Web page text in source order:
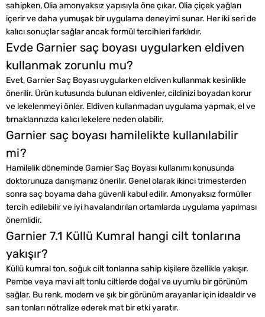
sahipken, Olia amonyaksız yapısıyla öne çıkar. Olia çiçek yağları
içerir ve daha yumuşak bir uygulama deneyimi sunar. Her iki seri de
kalıcı sonuçlar sağlar ancak formül tercihleri farklıdır.
Evde Garnier saç boyası uygularken eldiven
kullanmak zorunlu mu?
Evet, Garnier Saç Boyası uygularken eldiven kullanmak kesinlikle
önerilir. Ürün kutusunda bulunan eldivenler, cildinizi boyadan korur
ve lekelenmeyi önler. Eldiven kullanmadan uygulama yapmak, el ve
tırnaklarınızda kalıcı lekelere neden olabilir.
Garnier saç boyası hamilelikte kullanılabilir
mi?
Hamilelik döneminde Garnier Saç Boyası kullanımı konusunda
doktorunuza danışmanız önerilir. Genel olarak ikinci trimesterden
sonra saç boyama daha güvenli kabul edilir. Amonyaksız formüller
tercih edilebilir ve iyi havalandırılan ortamlarda uygulama yapılması
önemlidir.
Garnier 7.1 Küllü Kumral hangi cilt tonlarına
yakışır?
Küllü kumral ton, soğuk cilt tonlarına sahip kişilere özellikle yakışır.
Pembe veya mavi alt tonlu ciltlerde doğal ve uyumlu bir görünüm
sağlar. Bu renk, modern ve şık bir görünüm arayanlar için idealdir ve
sarı tonları nötralize ederek mat bir etki yaratır.